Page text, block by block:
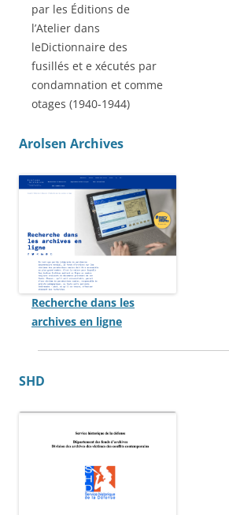
par les Éditions de
l’Atelier dans
leDictionnaire des
fusillés et e xécutés par
condamnation et comme
otages (1940-1944)
Arolsen Archives
Recherche dans les
archives en ligne
SHD